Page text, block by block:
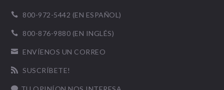
 800-972-5442 (EN ESPAÑOL)
 800-876-9880 (EN INGLÉS)
 ENVÍENOS UN CORREO
 SUSCRÍBETE!
